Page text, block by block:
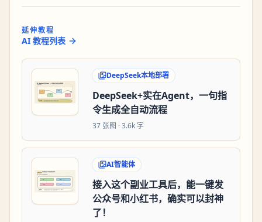
延伸教程
AI 教程列表
DeepSeek本地部署
DeepSeek+实在Agent，一句指
令生成全自动流程
37 张图 ·3.6k 字
AI智能体
接入这个副业工具后，能一键发
公众号和小红书，确实可以封神
了！